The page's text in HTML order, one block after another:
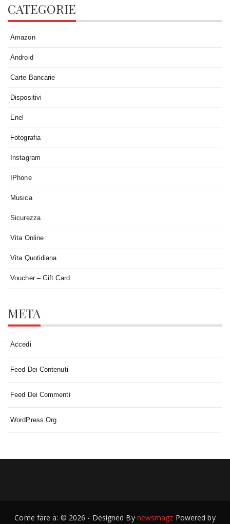
CATEGORIE
Amazon
Android
Carte Bancarie
Dispositivi
Enel
Fotografia
Instagram
IPhone
Musica
Sicurezza
Vita Online
Vita Quotidiana
Voucher – Gift Card
META
Accedi
Feed Dei Contenuti
Feed Dei Commenti
WordPress.org
Come fare a: © 2026 - Designed By newsmagz Powered by